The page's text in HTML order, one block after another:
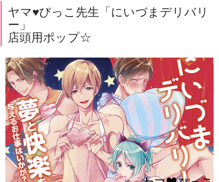
ヤマ♥びっこ先生「にいづまデリバリ
ー」
店頭用ポップ☆